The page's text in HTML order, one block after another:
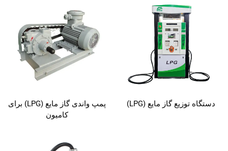
دستگاه توزیع گاز مایع (LPG)
پمپ واندی گاز مایع (LPG) برای
کامیون